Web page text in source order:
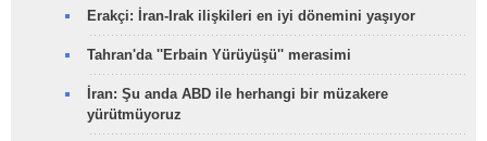
Erakçi: İran-Irak ilişkileri en iyi dönemini yaşıyor
Tahran'da ''Erbain Yürüyüşü'' merasimi
İran: Şu anda ABD ile herhangi bir müzakere
yürütmüyoruz